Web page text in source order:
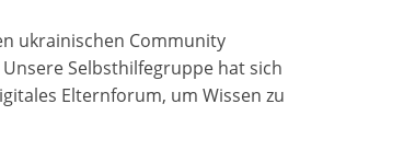
ukrainischen Community
Selbsthilfegruppe hat sich
Elternforum, um Wissen zu